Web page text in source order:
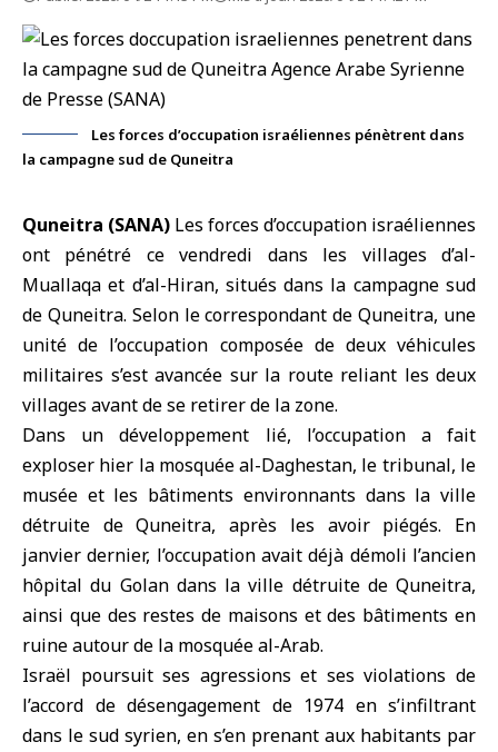
Les forces d’occupation israéliennes pénètrent dans
la campagne sud de Quneitra
Quneitra (SANA) Les forces d’occupation israéliennes
ont pénétré ce vendredi dans les villages d’al-
Muallaqa et d’al-Hiran, situés dans la campagne sud
de Quneitra. Selon le correspondant de Quneitra, une
unité de l’occupation composée de deux véhicules
militaires s’est avancée sur la route reliant les deux
villages avant de se retirer de la zone.
Dans un développement lié, l’occupation a fait
exploser hier la mosquée al-Daghestan, le tribunal, le
musée et les bâtiments environnants dans la ville
détruite de Quneitra, après les avoir piégés. En
janvier dernier, l’occupation avait déjà démoli l’ancien
hôpital du Golan dans la ville détruite de Quneitra,
ainsi que des restes de maisons et des bâtiments en
ruine autour de la mosquée al-Arab.
Israël poursuit ses agressions et ses violations de
l’accord de désengagement de 1974 en s’infiltrant
dans le sud syrien, en s’en prenant aux habitants par